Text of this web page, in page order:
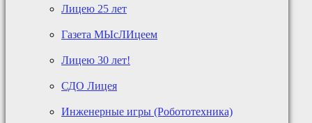
Лицею 25 лет
Газета МЫсЛИцеем
Лицею 30 лет!
СДО Лицея
Инженерные игры (Робототехника)